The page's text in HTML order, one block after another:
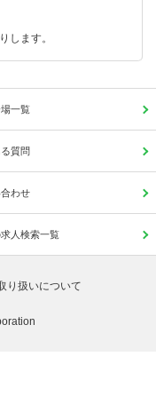
します。
一覧
質問
わせ
求人検索一覧
り扱いについて